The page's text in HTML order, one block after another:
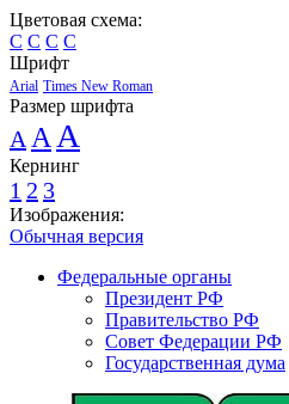
Цветовая схема:
C C C C
Шрифт
Arial Times New Roman
Размер шрифта
A A A
Кернинг
1 2 3
Изображения:
Обычная версия
Федеральные органы
Президент РФ
Правительство РФ
Совет Федерации РФ
Государственная дума